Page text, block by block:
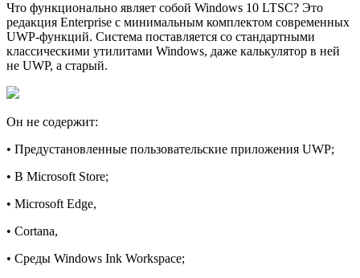
Что функционально являет собой Windows 10 LTSC? Это
редакция Enterprise с минимальным комплектом современных
UWP-функций. Система поставляется со стандартными
классическими утилитами Windows, даже калькулятор в ней
не UWP, а старый.
Он не содержит:
• Предустановленные пользовательские приложения UWP;
• В Microsoft Store;
• Microsoft Edge,
• Cortana,
• Среды Windows Ink Workspace;